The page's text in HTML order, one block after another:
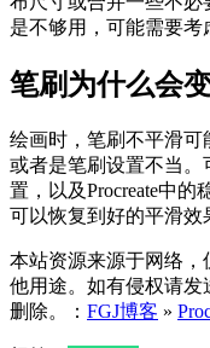
是不够用，可能需要考
笔刷为什么会
绘画时，笔刷不平滑可
或者是笔刷设置不当。
置，以及Procreate中
可以恢复到好的平滑效
本站资源来源于网络
他用途。如有侵权请发
删除。： FGJ博客 »